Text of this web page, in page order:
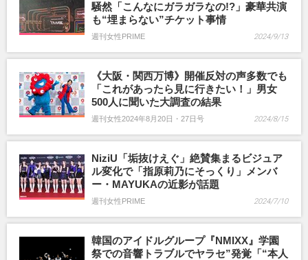
騒然「こんなにガラガラなの!?」豪華共演
も“埋まらない”チケット事情
週刊女性PRIME 2024/9/13
《大阪・関西万博》開催反対の声多数でも
「これがあったら見に行きたい！」男女
500人に聞いた大調査の結果
週刊女性2024年8月20日・27日号 2024/8/15
NiziU「垢抜けえぐ」絶賛集まるビジュア
ル変化で「指原莉乃にそっくり」メンバ
ー・MAYUKAの近影が話題
週刊女性PRIME 2024/7/10
韓国のアイドルグループ『NMIXX』学園
祭での音響トラブルでヤラセ”発覚「“本人